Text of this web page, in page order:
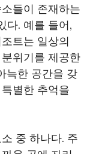
들이 존재하는
다. 예를 들어,
트는 일상의
위기를 제공한
늑한 공간을 갖
별한 추억을
중 하나다. 주